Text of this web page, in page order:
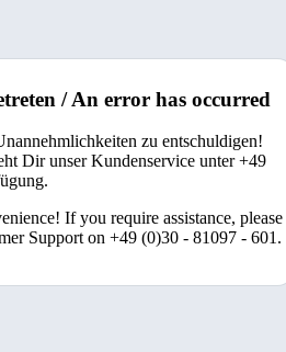
/ An error has occurred
zu entschuldigen!
Dir unser Kundenservice unter +49
If you require assistance, please
Support on +49 (0)30 - 81097 - 601.